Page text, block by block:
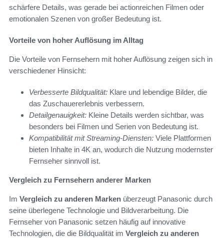
schärfere Details, was gerade bei actionreichen Filmen oder
emotionalen Szenen von großer Bedeutung ist.
Vorteile von hoher Auflösung im Alltag
Die Vorteile von Fernsehern mit hoher Auflösung zeigen sich in
verschiedener Hinsicht:
Verbesserte Bildqualität: Klare und lebendige Bilder, die
das Zuschauererlebnis verbessern.
Detailgenauigkeit: Kleine Details werden sichtbar, was
besonders bei Filmen und Serien von Bedeutung ist.
Kompatibilität mit Streaming-Diensten: Viele Plattformen
bieten Inhalte in 4K an, wodurch die Nutzung modernster
Fernseher sinnvoll ist.
Vergleich zu Fernsehern anderer Marken
Im Vergleich zu anderen Marken überzeugt Panasonic durch
seine überlegene Technologie und Bildverarbeitung. Die
Fernseher von Panasonic setzen häufig auf innovative
Technologien, die die Bildqualität im Vergleich zu anderen